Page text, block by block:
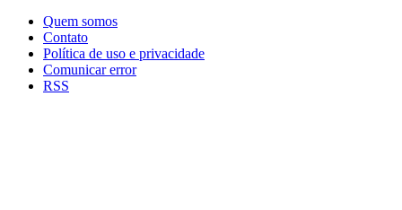
Quem somos
Contato
Política de uso e privacidade
Comunicar error
RSS